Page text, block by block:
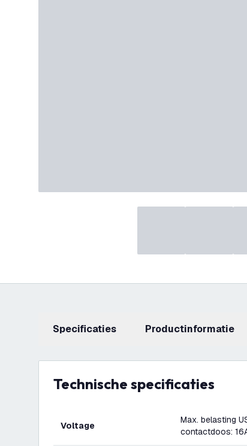
Specificaties productinformatie
Technische specificaties
Voltage
Max. belasting
contactdoos: